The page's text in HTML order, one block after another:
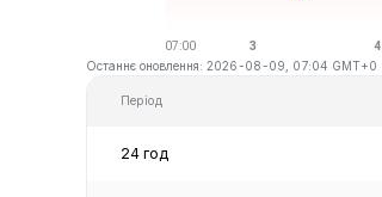
Останнє оновлення: 2026-08-09, 07:04 GMT+0
Період
24 год